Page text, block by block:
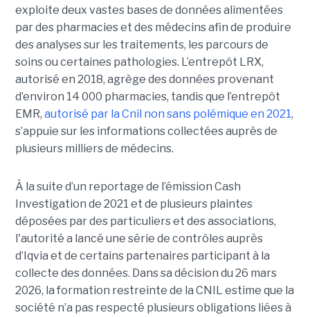
exploite deux vastes bases de données alimentées
par des pharmacies et des médecins afin de produire
des analyses sur les traitements, les parcours de
soins ou certaines pathologies. L’entrepôt LRX,
autorisé en 2018, agrège des données provenant
d’environ 14 000 pharmacies, tandis que l’entrepôt
EMR, autorisé par la Cnil non sans polémique en 2021,
s’appuie sur les informations collectées auprès de
plusieurs milliers de médecins.
À la suite d’un reportage de l’émission Cash
Investigation de 2021 et de plusieurs plaintes
déposées par des particuliers et des associations,
l'autorité a lancé une série de contrôles auprès
d’Iqvia et de certains partenaires participant à la
collecte des données. Dans sa décision du 26 mars
2026, la formation restreinte de la CNIL estime que la
société n’a pas respecté plusieurs obligations liées à